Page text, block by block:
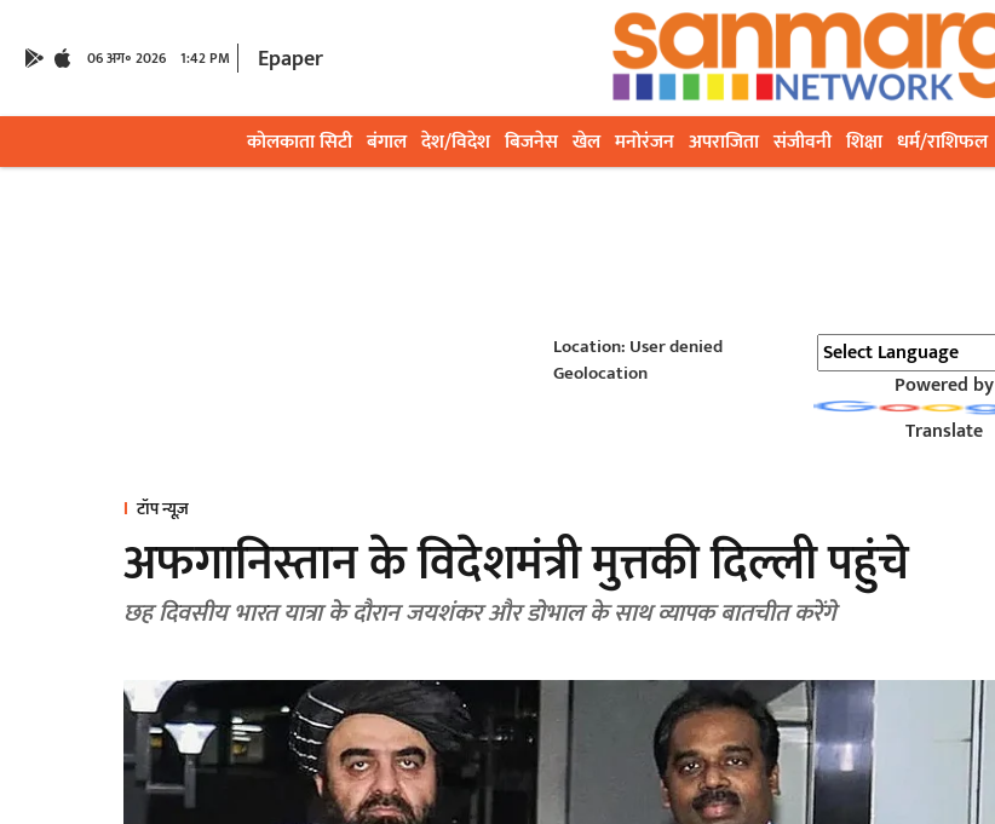
06 अग॰ 2026 1:42 PM Epaper
कोलकाता सिटी बंगाल देश/विदेश बिजनेस खेल मनोरंजन अपराजिता संजीवनी शिक्षा धर्म/राशिफल
Location: User denied
Geolocation
Powered by
Translate
टॉप न्यूज़
अफगानिस्तान के विदेशमंत्री मुत्तकी दिल्ली पहुंचे
छह दिवसीय भारत यात्रा के दौरान जयशंकर और डोभाल के साथ व्यापक बातचीत करेंगे